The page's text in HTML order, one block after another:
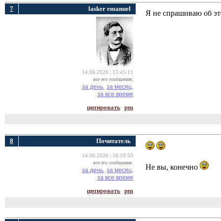
7 lasker emanuel
14.06.2026 | 15:45:11
все его сообщения:
за день, за месяц,
за все время
цитировать pm
Я не спрашиваю об
8 Почитатель
14.06.2026 | 16:19:53
все его сообщения:
за день, за месяц,
за все время
цитировать pm
Не вы, конечно